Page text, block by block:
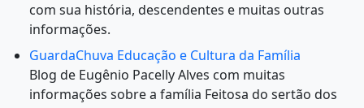
com sua história, descendentes e muitas outras
informações.
GuardaChuva Educação e Cultura da Família
Blog de Eugênio Pacelly Alves com muitas
informações sobre a família Feitosa do sertão dos